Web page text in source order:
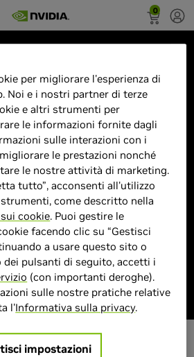
0
Monitor
3840 x 2160
HD OLED Nero
3840 x 2160 Pixel |
per migliorare l'esperienza di
Noi e i nostri partner di terze
e altri strumenti per
le informazioni fornite dagli
sulle interazioni con i
le prestazioni nonché
le nostre attività di marketing.
tutto”, acconsenti all'utilizzo
come descritto nella
cookie. Puoi gestire le
facendo clic su “Gestisci
a usare questo sito o
dei pulsanti di seguito, accetti i
(con importanti deroghe).
sulle nostre pratiche relative
l'Informativa sulla privacy.
impostazioni